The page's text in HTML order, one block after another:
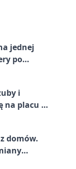
jednej
po
i
na placu w
domów.